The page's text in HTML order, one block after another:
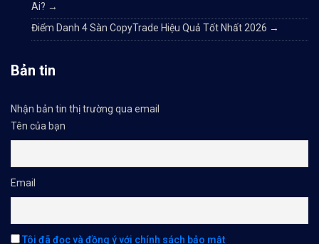
Ai? →
Điểm Danh 4 Sàn CopyTrade Hiệu Quả Tốt Nhất 2026 →
Bản tin
Nhận bản tin thị trường qua email
Tên của bạn
Email
Tôi đã đọc và đồng ý với chính sách bảo mật